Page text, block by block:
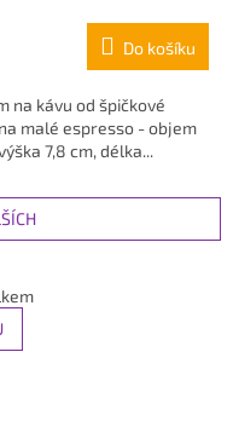
Do košíku
na kávu od špičkové
malé espresso - objem
7,8 cm, délka...